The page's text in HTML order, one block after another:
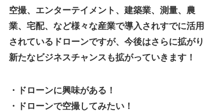
空撮、エンターテイメント、建築業、測量、農
業、宅配、など様々な産業で導入されすでに活用
されているドローンですが、今後はさらに拡がり
新たなビジネスチャンスも拡がっていきます！
・ドローンに興味がある！
・ドローンで空撮してみたい！